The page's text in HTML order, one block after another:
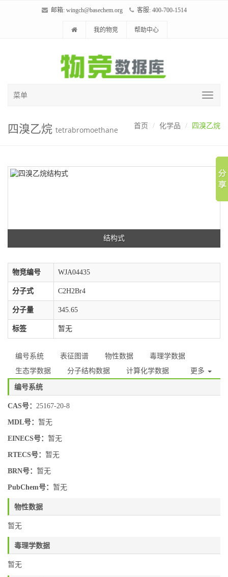
邮箱: wingch@basechem.org 客服: 400-700-1514
我的物竞 帮助中心
菜单
四溴乙烷 tetrabromoethane 首页 化学品 四溴乙烷
结构式
物竞编号 WJA04435
分子式 C2H2Br4
分子量 345.65
标签 暂无
编号系统 表征图谱 物性数据
毒理学数据
生态学数据
分子结构数据 计算化学数据 更多
编号系统
CAS号： 25167-20-8
MDL号： 暂无
EINECS号： 暂无
RTECS号： 暂无
BRN号： 暂无
PubChem号： 暂无
物性数据
暂无
毒理学数据
暂无